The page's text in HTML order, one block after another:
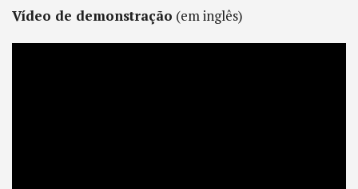
Vídeo de demonstração (em inglês)